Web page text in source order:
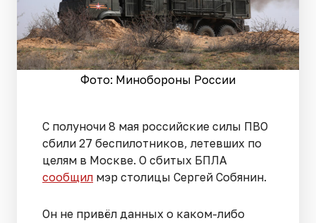
Фото: Минобороны России
С полуночи 8 мая российские силы ПВО
сбили 27 беспилотников, летевших по
целям в Москве. О сбитых БПЛА
сообщил мэр столицы Сергей Собянин.
Он не привёл данных о каком-либо